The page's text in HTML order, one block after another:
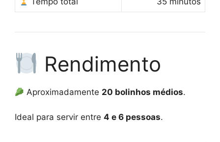
Rendimento
Aproximadamente 20 bolinhos médios.
Ideal para servir entre 4 e 6 pessoas.